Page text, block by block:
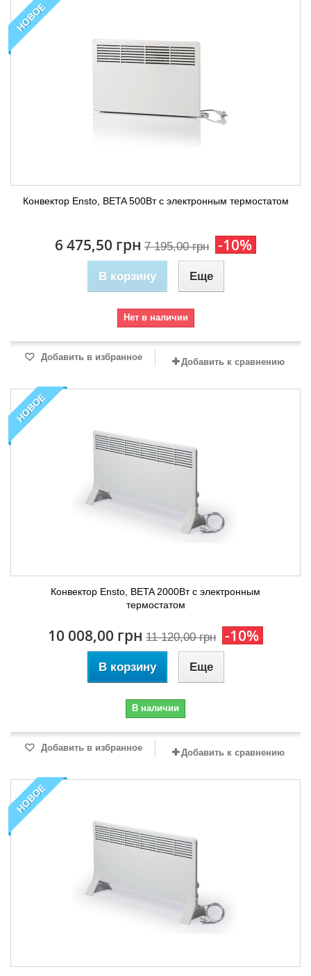
НОВОЕ
Конвектор Ensto, BETA 500Вт с электронным термостатом
6 475,50 грн 7 195,00 грн -10%
В корзину Еще
Нет в наличии
Добавить в избранное Добавить к сравнению
НОВОЕ
Конвектор Ensto, BETA 2000Вт с электронным
термостатом
10 008,00 грн 11 120,00 грн -10%
В корзину Еще
В наличии
Добавить в избранное Добавить к сравнению
НОВОЕ